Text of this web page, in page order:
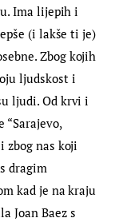
Ima lijepih i
(i lakše ti je)
Zbog kojih
ljudskost i
ljudi. Od krvi i
“Sarajevo,
zbog nas koji
dragim
kad je na kraju
Joan Baez s